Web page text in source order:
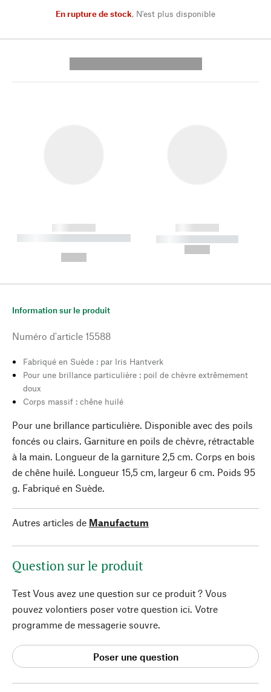
En rupture de stock, N'est plus disponible
------------
----------- ----------- --------
------------
----------- -----------
Information sur le produit
Numéro d'article 15588
Fabriqué en Suède : par Iris Hantverk
Pour une brillance particulière : poil de chèvre extrêmement
doux
Corps massif : chêne huilé
Pour une brillance particulière. Disponible avec des poils
foncés ou clairs. Garniture en poils de chèvre, rétractable
à la main. Longueur de la garniture 2,5 cm. Corps en bois
de chêne huilé. Longueur 15,5 cm, largeur 6 cm. Poids 95
g. Fabriqué en Suède.
Autres articles de Manufactum
Question sur le produit
Test Vous avez une question sur ce produit ? Vous
pouvez volontiers poser votre question ici. Votre
programme de messagerie souvre.
Poser une question